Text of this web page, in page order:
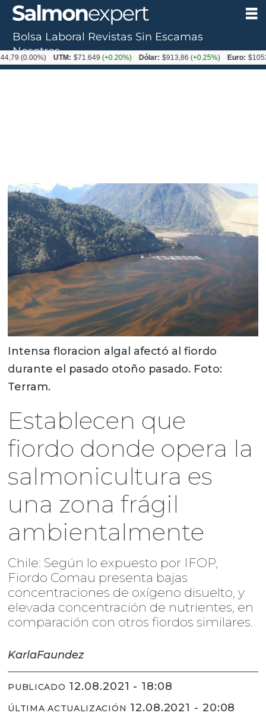
Intensa floracion algal afectó al fiordo
durante el pasado otoño pasado. Foto:
Terram.
Establecen que
fiordo donde opera la
salmonicultura es
una zona frágil
ambientalmente
Chile: Según lo expuesto por IFOP,
Fiordo Comau presenta bajas
concentraciones de oxígeno disuelto, y
elevada concentración de nutrientes, en
comparación con otros fiordos similares.
KarlaFaundez
PUBLICADO 12.08.2021 - 18:08
ÚLTIMA ACTUALIZACIÓN 12.08.2021 - 20:08
Bolsa Laboral Revistas Sin Escamas
Nosotros
UTM: $71.649(+0.20%) Dólar: $913,86(+0.25%) Euro: $1053,08(-